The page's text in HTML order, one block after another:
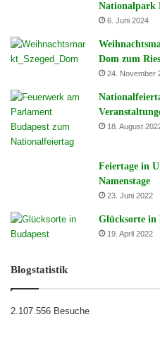
Nationalpark
6. Juni 2024
Dom zum
24. November
18. August
Feiertage in
Namenstage
23. Juni 2022
Glücksorte in
19. April 2022
Blogstatistik
2.107.556 Besuche